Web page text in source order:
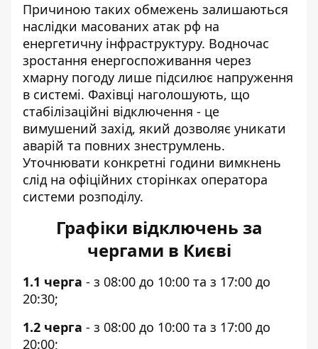
Причиною таких обмежень залишаються
наслідки масованих атак рф на
енергетичну інфраструктуру. Водночас
зростання енергоспоживання через
хмарну погоду лише підсилює напруження
в системі. Фахівці наголошують, що
стабілізаційні відключення - це
вимушений захід, який дозволяє уникати
аварій та повних знеструмлень.
Уточнювати конкретні години вимкнень
слід на офіційних сторінках оператора
системи розподілу.
Графіки відключень за
чергами в Києві
1.1 черга - з 08:00 до 10:00 та з 17:00 до
20:30;
1.2 черга - з 08:00 до 10:00 та з 17:00 до
20:00;